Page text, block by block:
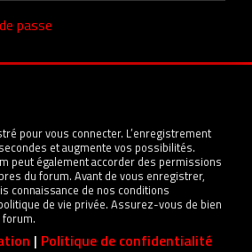
passe
pour vous connecter. L’enregistrement
et augmente vos possibilités.
peut également accorder des permissions
du forum. Avant de vous enregistrer,
connaissance de nos conditions
de vie privée. Assurez-vous de bien
| Politique de confidentialité